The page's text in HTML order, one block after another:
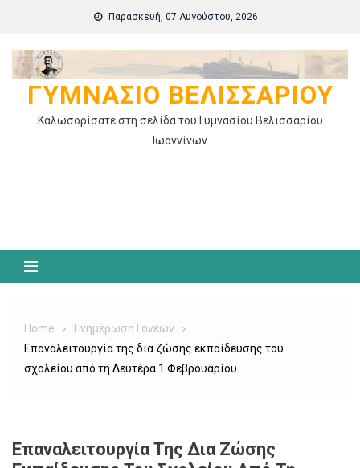
content
Παρασκευή, 07 Αυγούστου, 2026
ΓΥΜΝΆΣΙΟ ΒΕΛΙΣΣΑΡΊΟΥ
Καλωσορίσατε στη σελίδα του Γυμνασίου Βελισσαρίου
Ιωαννίνων
Home
Ενημέρωση Γονέων
Επαναλειτουργία της δια ζώσης εκπαίδευσης του
σχολείου από τη Δευτέρα 1 Φεβρουαρίου
Επαναλειτουργία Της Δια Ζώσης